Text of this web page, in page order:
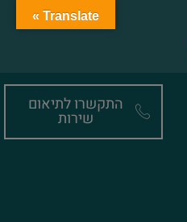
התקשרו לתיאום
שירות
Translate »